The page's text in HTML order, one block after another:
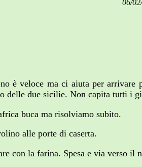
06/
è veloce ma ci aiuta per arrivare
delle due sicilie. Non capita tutti i
buca ma risolviamo subito.
alle porte di caserta.
con la farina. Spesa e via verso il